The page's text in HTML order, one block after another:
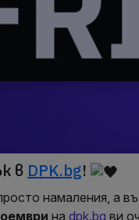
в DPK.bg!
намаления, а
на dpk.bg ви